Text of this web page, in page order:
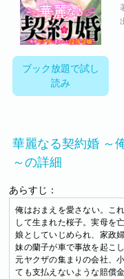
ブック放題で試し
読み
華麗なる契約婚 ～
～の詳細
あらすじ：
俺はおまえを愛さない。
して生まれた桜子。実母を
娘としていじめられ、家政
妹の蘭子が車で事故を起こ
元ヤクザの集まりの会社、
ても支払えないような賠償